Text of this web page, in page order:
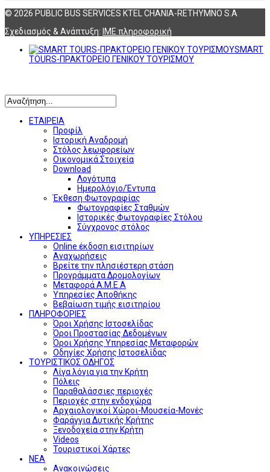
© 2026 PUBLIC BUS SERVICES KTEL CHANIA-RETHYMNO S.A
Σχεδιασμός & Ανάπτυξη: ΙΜΕ πληροφορική
SMART
TOURS-ΠΡΑΚΤΟΡΕΙΟ ΓΕΝΙΚΟΥ ΤΟΥΡΙΣΜΟΥ
ΕΤΑΙΡΕΙΑ
Προφίλ
Ιστορική Αναδρομή
Στόλος λεωφορείων
Οικονομικά Στοιχεία
Download
Λογότυπα
Ημερολόγιο/Έντυπα
Έκθεση Φωτογραφίας
Φωτογραφίες Σταθμών
Ιστορικές Φωτογραφίες Στόλου
Σύγχρονος στόλος
ΥΠΗΡΕΣΙΕΣ
Online έκδοση εισιτηρίων
Αναχωρήσεις
Βρείτε την πλησιέστερη στάση
Προγράμματα Δρομολογίων
Μεταφορά Α.Μ.Ε.Α
Υπηρεσίες Αποθήκης
Βεβαίωση τιμής εισιτηρίου
ΠΛΗΡΟΦΟΡΙΕΣ
Όροι Χρήσης Ιστοσελίδας
Όροι Προστασίας Δεδομένων
Όροι Χρήσης Υπηρεσίας Μεταφορών
Οδηγίες Χρήσης Ιστοσελίδας
ΤΟΥΡΙΣΤΙΚΟΣ ΟΔΗΓΟΣ
Λίγα λόγια για την Κρήτη
Πόλεις
Παραθαλάσσιες περιοχές
Περιοχές στην ενδοχώρα
Αρχαιολογικοί Χώροι-Μουσεία-Μονές
Φαράγγια Δυτικής Κρήτης
Ξενοδοχεία στην Κρήτη
Videos
Τουριστικοί Χάρτες
ΝΕΑ
Ανακοινώσεις